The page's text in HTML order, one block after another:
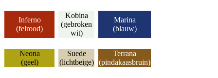
Inferno
(felrood)
Kobina
(gebroken
wit)
Marina
(blauw)
Neona
(geel)
Suede
(lichtbeige)
Terrana
(pindakaasbruin)